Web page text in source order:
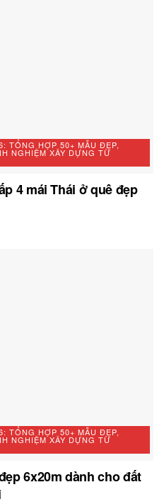
TỔNG HỢP 50+ MẪU ĐẸP,
NGHIỆM XÂY DỰNG TỪ
4 mái Thái ở quê đẹp
TỔNG HỢP 50+ MẪU ĐẸP,
NGHIỆM XÂY DỰNG TỪ
6x20m dành cho đất